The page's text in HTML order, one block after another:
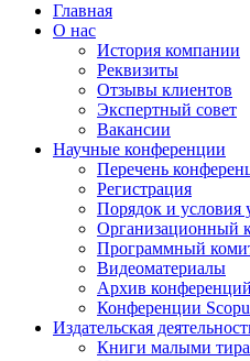
Главная
О нас
История компании
Реквизиты
Отзывы клиентов
Экспертный совет
Вакансии
Научные конференции
Перечень
Регистрация
Порядок и условия
Организационный
Программный
Видеоматериалы
Архив конференций
Конференции
Издательская
Книги малыми